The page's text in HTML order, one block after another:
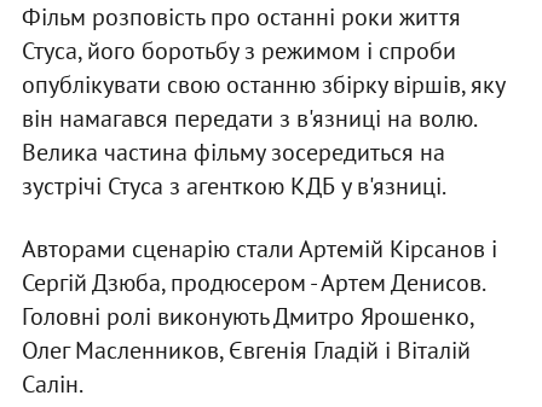
Фільм розповість про останні роки життя
Стуса, його боротьбу з режимом і спроби
опублікувати свою останню збірку віршів, яку
він намагався передати з в'язниці на волю.
Велика частина фільму зосередиться на
зустрічі Стуса з агенткою КДБ у в'язниці.
Авторами сценарію стали Артемій Кірсанов і
Сергій Дзюба, продюсером - Артем Денисов.
Головні ролі виконують Дмитро Ярошенко,
Олег Масленников, Євгенія Гладій і Віталій
Салін.